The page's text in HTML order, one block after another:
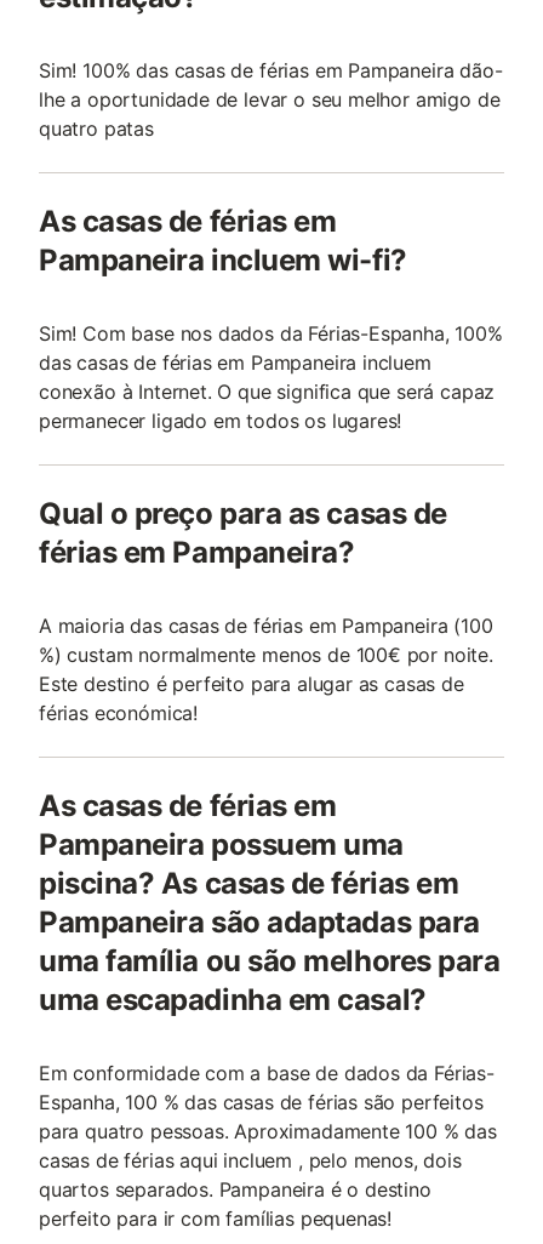
Sim! 100% das casas de férias em Pampaneira dão-
lhe a oportunidade de levar o seu melhor amigo de
quatro patas
As casas de férias em
Pampaneira incluem wi-fi?
Sim! Com base nos dados da Férias-Espanha, 100%
das casas de férias em Pampaneira incluem
conexão à Internet. O que significa que será capaz
permanecer ligado em todos os lugares!
Qual o preço para as casas de
férias em Pampaneira?
A maioria das casas de férias em Pampaneira (100
%) custam normalmente menos de 100€ por noite.
Este destino é perfeito para alugar as casas de
férias económica!
As casas de férias em
Pampaneira possuem uma
piscina? As casas de férias em
Pampaneira são adaptadas para
uma família ou são melhores para
uma escapadinha em casal?
Em conformidade com a base de dados da Férias-
Espanha, 100 % das casas de férias são perfeitos
para quatro pessoas. Aproximadamente 100 % das
casas de férias aqui incluem , pelo menos, dois
quartos separados. Pampaneira é o destino
perfeito para ir com famílias pequenas!